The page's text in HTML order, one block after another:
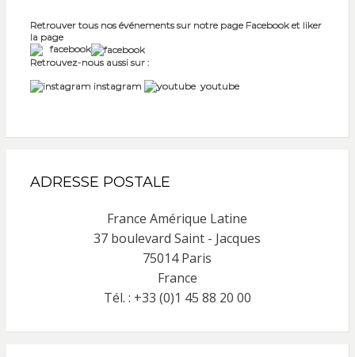
Retrouver tous nos événements sur notre page Facebook et liker
la page
facebook
Retrouvez-nous aussi sur :
instagram
youtube
ADRESSE POSTALE
France Amérique Latine
37 boulevard Saint - Jacques
75014 Paris
France
Tél. : +33 (0)1 45 88 20 00